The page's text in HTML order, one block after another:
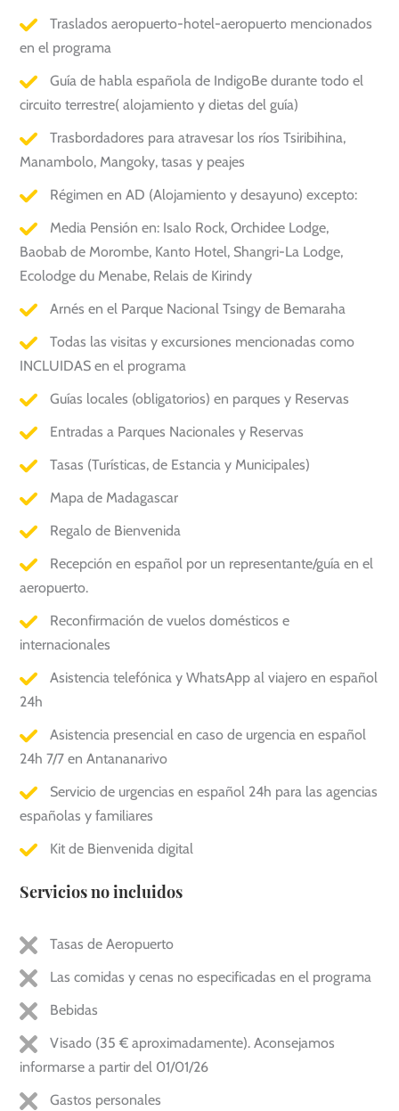
Traslados aeropuerto-hotel-aeropuerto mencionados
en el programa
Guía de habla española de IndigoBe durante todo el
circuito terrestre( alojamiento y dietas del guía)
Trasbordadores para atravesar los ríos Tsiribihina,
Manambolo, Mangoky, tasas y peajes
Régimen en AD (Alojamiento y desayuno) excepto:
Media Pensión en: Isalo Rock, Orchidee Lodge,
Baobab de Morombe, Kanto Hotel, Shangri-La Lodge,
Ecolodge du Menabe, Relais de Kirindy
Arnés en el Parque Nacional Tsingy de Bemaraha
Todas las visitas y excursiones mencionadas como
INCLUIDAS en el programa
Guías locales (obligatorios) en parques y Reservas
Entradas a Parques Nacionales y Reservas
Tasas (Turísticas, de Estancia y Municipales)
Mapa de Madagascar
Regalo de Bienvenida
Recepción en español por un representante/guía en el
aeropuerto.
Reconfirmación de vuelos domésticos e
internacionales
Asistencia telefónica y WhatsApp al viajero en español
24h
Asistencia presencial en caso de urgencia en español
24h 7/7 en Antananarivo
Servicio de urgencias en español 24h para las agencias
españolas y familiares
Kit de Bienvenida digital
Servicios no incluidos
Tasas de Aeropuerto
Las comidas y cenas no especificadas en el programa
Bebidas
Visado (35 € aproximadamente). Aconsejamos
informarse a partir del 01/01/26
Gastos personales